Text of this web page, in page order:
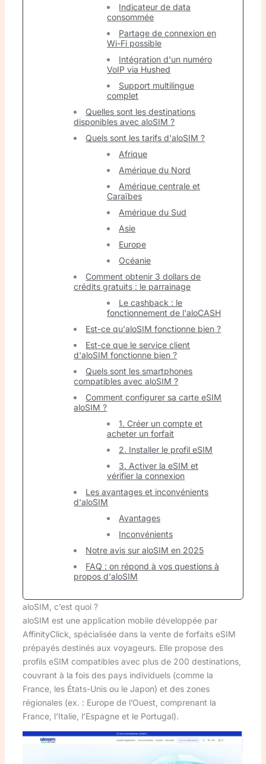
Indicateur de data
consommée
Partage de connexion en
Wi-Fi possible
Intégration d'un numéro
VoIP via Hushed
Support multilingue
complet
Quelles sont les destinations
disponibles avec aloSIM ?
Quels sont les tarifs d'aloSIM ?
Afrique
Amérique du Nord
Amérique centrale et
Caraïbes
Amérique du Sud
Asie
Europe
Océanie
Comment obtenir 3 dollars de
crédits gratuits : le parrainage
Le cashback : le
fonctionnement de l'aloCASH
Est-ce qu'aloSIM fonctionne bien ?
Est-ce que le service client
d'aloSIM fonctionne bien ?
Quels sont les smartphones
compatibles avec aloSIM ?
Comment configurer sa carte eSIM
aloSIM ?
1. Créer un compte et
acheter un forfait
2. Installer le profil eSIM
3. Activer la eSIM et
vérifier la connexion
Les avantages et inconvénients
d'aloSIM
Avantages
Inconvénients
Notre avis sur aloSIM en 2025
FAQ : on répond à vos questions à
propos d'aloSIM
aloSIM, c’est quoi ?
aloSIM est une application mobile développée par
AffinityClick, spécialisée dans la vente de forfaits eSIM
prépayés destinés aux voyageurs. Elle propose des
profils eSIM compatibles avec plus de 200 destinations,
couvrant à la fois des pays individuels (comme la
France, les États-Unis ou le Japon) et des zones
régionales (ex. : Europe de l’Ouest, comprenant la
France, l’Italie, l’Espagne et le Portugal).